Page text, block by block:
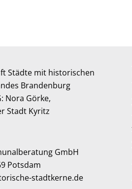
Städte mit historischen
Brandenburg
Nora Görke,
Stadt Kyritz
GmbH
Potsdam
stadtkerne.de